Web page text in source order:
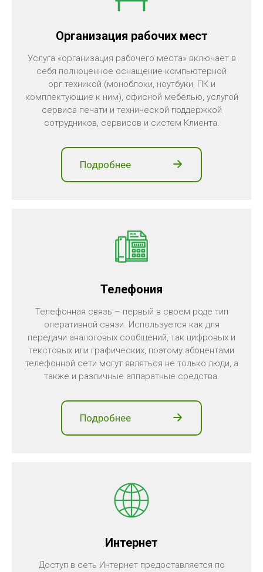
Организация рабочих мест
Услуга «организация рабочего места» включает в
себя полноценное оснащение компьютерной
орг.техникой (моноблоки, ноутбуки, ПК и
комплектующие к ним), офисной мебелью, услугой
сервиса печати и технической поддержкой
сотрудников, сервисов и систем Клиента.
Подробнее
Телефония
Телефонная связь – первый в своем роде тип
оперативной связи. Используется как для
передачи аналоговых сообщений, так цифровых и
текстовых или графических, поэтому абонентами
телефонной сети могут являться не только люди, а
также и различные аппаратные средства.
Подробнее
Интернет
Доступ в сеть Интернет предоставляется по